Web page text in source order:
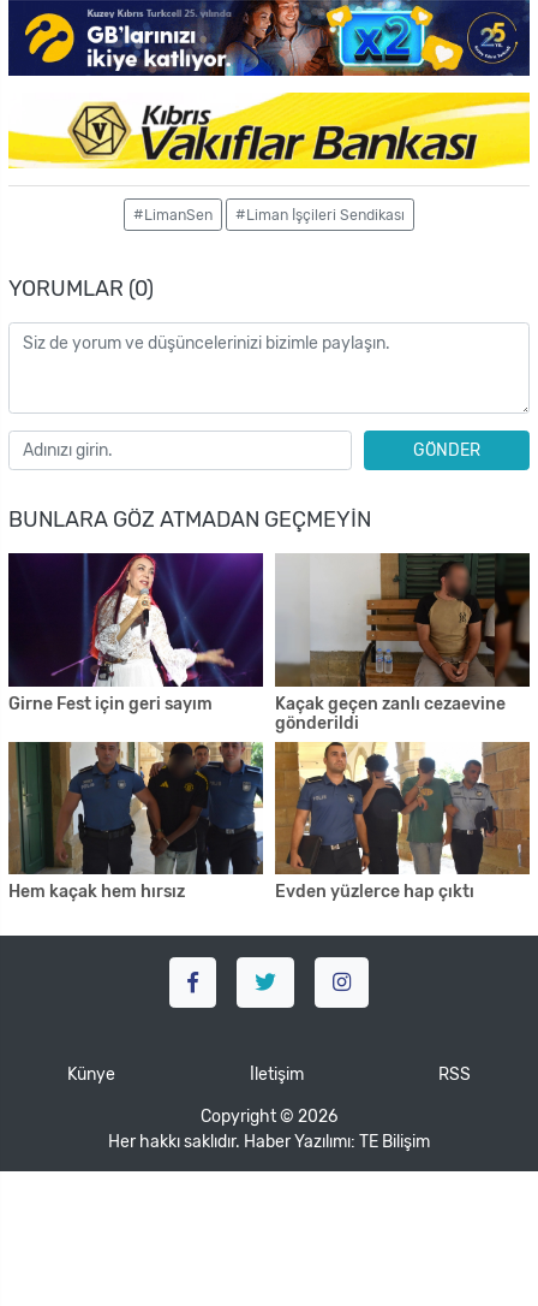
#LimanSen #Liman İşçileri Sendikası
YORUMLAR (0)
GÖNDER
BUNLARA GÖZ ATMADAN GEÇMEYIN
Girne Fest için geri sayım
Kaçak geçen zanlı cezaevine
gönderildi
Hem kaçak hem hırsız Evden yüzlerce hap çıktı
Künye İletişim RSS
Copyright © 2026
Her hakkı saklıdır. Haber Yazılımı: TE Bilişim